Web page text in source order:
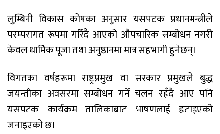
लुम्बिनी विकास कोषका अनुसार यसपटक प्रधानमन्त्रीले
परम्परागत रूपमा गरिँदै आएको औपचारिक सम्बोधन नगरी
केवल धार्मिक पूजा तथा अनुष्ठानमा मात्र सहभागी हुनेछन्।
विगतका वर्षहरूमा राष्ट्रप्रमुख वा सरकार प्रमुखले बुद्ध
जयन्तीका अवसरमा सम्बोधन गर्ने चलन रहँदै आए पनि
यसपटक कार्यक्रम तालिकाबाट भाषणलाई हटाइएको
जनाइएको छ।